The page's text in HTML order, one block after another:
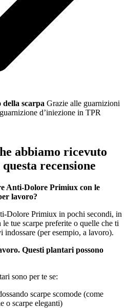
della scarpa Grazie alle guarnizioni
d’iniezione in TPR
abbiamo ricevuto
recensione
Anti-Dolore Primiux con le
lavoro?
Dolore Primiux in pochi secondi, in
tue scarpe preferite o quelle che ti
indossare (per esempio, a lavoro).
Questi plantari possono
sono per te se:
scarpe scomode (come
o scarpe eleganti)